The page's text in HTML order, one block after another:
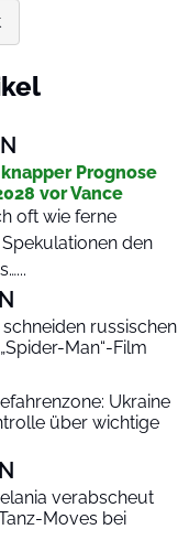
Prognose
vor Vance
oft wie ferne
den
russischen
Man“-Film
Ukraine
über wichtige
verabscheut
Moves bei